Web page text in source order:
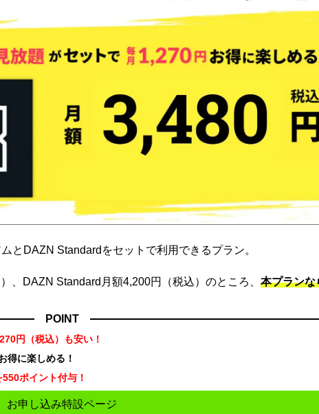
とDAZN Standardをセットで利用できるプラン。
、DAZN Standard月額4,200円（税込）のところ、 本プランな
POINT
円（税込）も安い！
得に楽しめる！
550ポイント付与！
お申し込み特設ページ